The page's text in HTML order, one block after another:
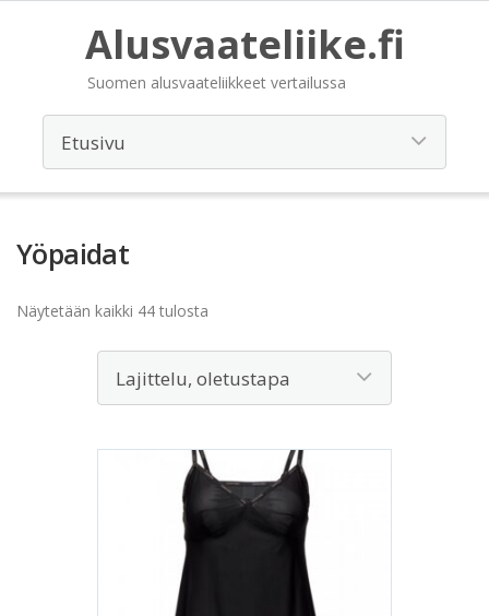
Alusvaateliike.fi
Suomen alusvaateliikkeet vertailussa
Yöpaidat
Näytetään kaikki 44 tulosta